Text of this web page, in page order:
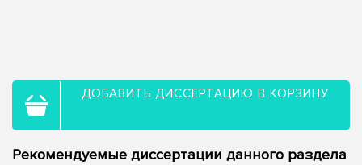
ДОБАВИТЬ ДИССЕРТАЦИЮ В КОРЗИНУ
Рекомендуемые диссертации данного раздела